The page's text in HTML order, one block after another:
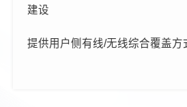
建设
提供用户侧有线/无线综合覆盖方